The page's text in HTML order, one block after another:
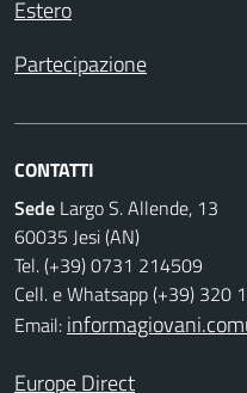
Estero
Partecipazione
CONTATTI
Sede Largo S. Allende, 13
60035 Jesi (AN)
Tel. (+39) 0731 214509
Cell. e Whatsapp (+39) 320
Email:
Europe Direct